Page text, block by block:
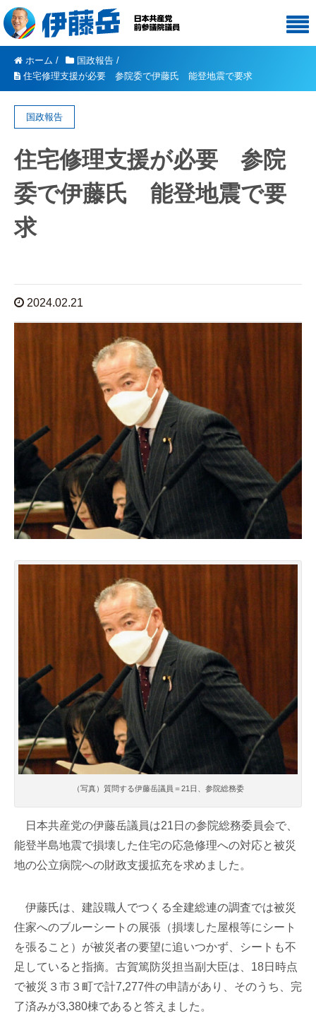
ホーム / 国政報告 /
住宅修理支援が必要 参院委で伊藤氏 能登地震で要求
国政報告
住宅修理支援が必要 参院
委で伊藤氏 能登地震で要
求
2024.02.21
（写真）質問する伊藤岳議員＝21日、参院総務委
日本共産党の伊藤岳議員は21日の参院総務委員会で、
能登半島地震で損壊した住宅の応急修理への対応と被災
地の公立病院への財政支援拡充を求めました。
伊藤氏は、建設職人でつくる全建総連の調査では被災
住家へのブルーシートの展張（損壊した屋根等にシート
を張ること）が被災者の要望に追いつかず、シートも不
足していると指摘。古賀篤防災担当副大臣は、18日時点
で被災３市３町で計7,277件の申請があり、そのうち、完
了済みが3,380棟であると答えました。